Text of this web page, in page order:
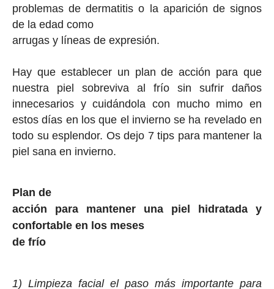
problemas de dermatitis o la aparición de signos
de la edad como
arrugas y líneas de expresión.
Hay que establecer un plan de acción para que
nuestra piel sobreviva al frío sin sufrir daños
innecesarios y cuidándola con mucho mimo en
estos días en los que el invierno se ha revelado en
todo su esplendor. Os dejo 7 tips para mantener la
piel sana en invierno.
Plan de
acción para mantener una piel hidratada y
confortable en los meses
de frío
1) Limpieza facial el paso más importante para